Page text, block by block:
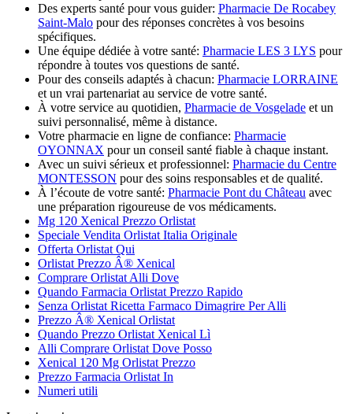
Des experts santé pour vous guider: Pharmacie De Rocabey
Saint-Malo pour des réponses concrètes à vos besoins
spécifiques.
Une équipe dédiée à votre santé: Pharmacie LES 3 LYS pour
répondre à toutes vos questions de santé.
Pour des conseils adaptés à chacun: Pharmacie LORRAINE
et un vrai partenariat au service de votre santé.
À votre service au quotidien, Pharmacie de Vosgelade et un
suivi personnalisé, même à distance.
Votre pharmacie en ligne de confiance: Pharmacie
OYONNAX pour un conseil santé fiable à chaque instant.
Avec un suivi sérieux et professionnel: Pharmacie du Centre
MONTESSON pour des soins responsables et de qualité.
À l’écoute de votre santé: Pharmacie Pont du Château avec
une préparation rigoureuse de vos médicaments.
Mg 120 Xenical Prezzo Orlistat
Speciale Vendita Orlistat Italia Originale
Offerta Orlistat Qui
Orlistat Prezzo Â® Xenical
Comprare Orlistat Alli Dove
Quando Farmacia Orlistat Prezzo Rapido
Senza Orlistat Ricetta Farmaco Dimagrire Per Alli
Prezzo Â® Xenical Orlistat
Quando Prezzo Orlistat Xenical Lì
Alli Comprare Orlistat Dove Posso
Xenical 120 Mg Orlistat Prezzo
Prezzo Farmacia Orlistat In
Numeri utili